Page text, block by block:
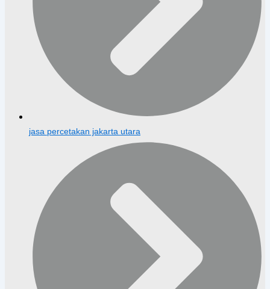
jasa percetakan jakarta utara